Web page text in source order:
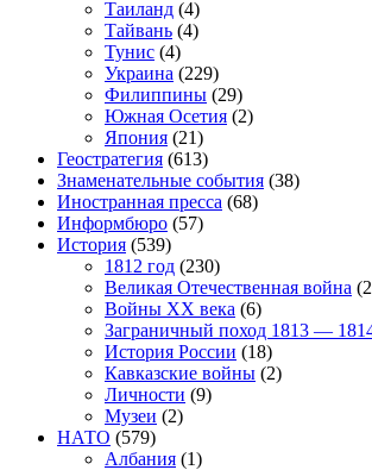
Таиланд (4)
Тайвань (4)
Тунис (4)
Украина (229)
Филиппины (29)
Южная Осетия (2)
Япония (21)
Геостратегия (613)
Знаменательные события (38)
Иностранная пресса (68)
Информбюро (57)
История (539)
1812 год (230)
Великая Отечественная война
Войны XX века (6)
Заграничный поход 1813 —
История России (18)
Кавказские войны (2)
Личности (9)
Музеи (2)
НАТО (579)
Албания (1)